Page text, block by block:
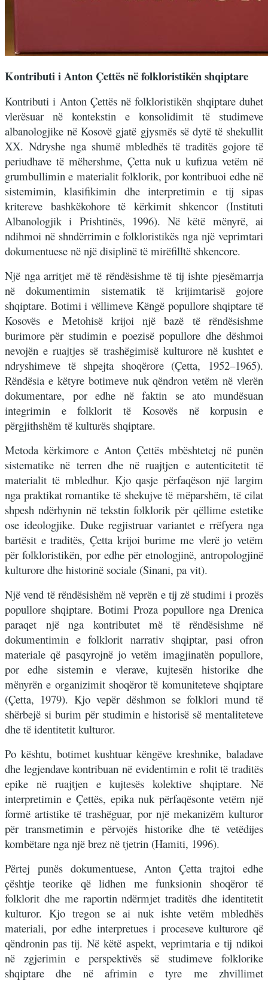
Kontributi i Anton Çettës në folkloristikën shqiptare
Kontributi i Anton Çettës në folkloristikën shqiptare duhet
vlerësuar në kontekstin e konsolidimit të studimeve
albanologjike në Kosovë gjatë gjysmës së dytë të shekullit
XX. Ndryshe nga shumë mbledhës të traditës gojore të
periudhave të mëhershme, Çetta nuk u kufizua vetëm në
grumbullimin e materialit folklorik, por kontribuoi edhe në
sistemimin, klasifikimin dhe interpretimin e tij sipas
kritereve bashkëkohore të kërkimit shkencor (Instituti
Albanologjik i Prishtinës, 1996). Në këtë mënyrë, ai
ndihmoi në shndërrimin e folkloristikës nga një veprimtari
dokumentuese në një disiplinë të mirëfilltë shkencore.
Një nga arritjet më të rëndësishme të tij ishte pjesëmarrja
në dokumentimin sistematik të krijimtarisë gojore
shqiptare. Botimi i vëllimeve Këngë popullore shqiptare të
Kosovës e Metohisë krijoi një bazë të rëndësishme
burimore për studimin e poezisë popullore dhe dëshmoi
nevojën e ruajtjes së trashëgimisë kulturore në kushtet e
ndryshimeve të shpejta shoqërore (Çetta, 1952–1965).
Rëndësia e këtyre botimeve nuk qëndron vetëm në vlerën
dokumentare, por edhe në faktin se ato mundësuan
integrimin e folklorit të Kosovës në korpusin e
përgjithshëm të kulturës shqiptare.
Metoda kërkimore e Anton Çettës mbështetej në punën
sistematike në terren dhe në ruajtjen e autenticitetit të
materialit të mbledhur. Kjo qasje përfaqëson një largim
nga praktikat romantike të shekujve të mëparshëm, të cilat
shpesh ndërhynin në tekstin folklorik për qëllime estetike
ose ideologjike. Duke regjistruar variantet e rrëfyera nga
bartësit e traditës, Çetta krijoi burime me vlerë jo vetëm
për folkloristikën, por edhe për etnologjinë, antropologjinë
kulturore dhe historinë sociale (Sinani, pa vit).
Një vend të rëndësishëm në veprën e tij zë studimi i prozës
popullore shqiptare. Botimi Proza popullore nga Drenica
paraqet një nga kontributet më të rëndësishme në
dokumentimin e folklorit narrativ shqiptar, pasi ofron
materiale që pasqyrojnë jo vetëm imagjinatën popullore,
por edhe sistemin e vlerave, kujtesën historike dhe
mënyrën e organizimit shoqëror të komuniteteve shqiptare
(Çetta, 1979). Kjo vepër dëshmon se folklori mund të
shërbejë si burim për studimin e historisë së mentaliteteve
dhe të identitetit kulturor.
Po kështu, botimet kushtuar këngëve kreshnike, baladave
dhe legjendave kontribuan në evidentimin e rolit të traditës
epike në ruajtjen e kujtesës kolektive shqiptare. Në
interpretimin e Çettës, epika nuk përfaqësonte vetëm një
formë artistike të trashëguar, por një mekanizëm kulturor
për transmetimin e përvojës historike dhe të vetëdijes
kombëtare nga një brez në tjetrin (Hamiti, 1996).
Përtej punës dokumentuese, Anton Çetta trajtoi edhe
çështje teorike që lidhen me funksionin shoqëror të
folklorit dhe me raportin ndërmjet traditës dhe identitetit
kulturor. Kjo tregon se ai nuk ishte vetëm mbledhës
materiali, por edhe interpretues i proceseve kulturore që
qëndronin pas tij. Në këtë aspekt, veprimtaria e tij ndikoi
në zgjerimin e perspektivës së studimeve folklorike
shqiptare dhe në afrimin e tyre me zhvillimet